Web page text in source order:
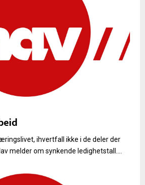
ihvertfall ikke i de deler der
melder om synkende ledighetstall....